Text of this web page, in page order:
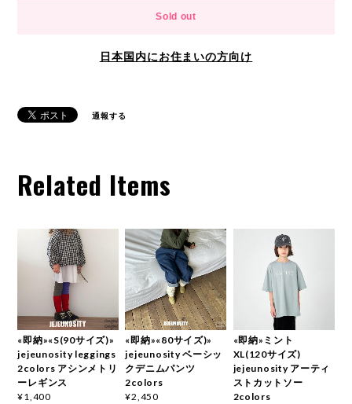
Sold out
日本国内にお住まいの方向け
通報する
Related Items
«即納»«S(90サイズ)»
jejeunosity leggings
2colors アシンメトリ
ーレギンス
¥1,400
«即納»«80サイズ)»
jejeunosity ベーシッ
クデニムパンツ
2colors
¥2,450
«即納»ミント
XL(120サイズ)
jejeunosity アーティ
ストカットソー
2colors